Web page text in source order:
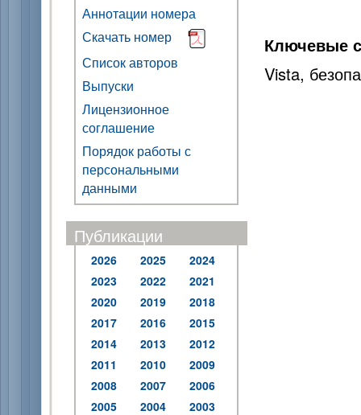
Аннотации номера
Скачать номер
Список авторов
Выпуски
Лицензионное
соглашение
Порядок работы с
персональными
данными
Публикации
2026 2025
2024
2023
2022
2021
2020
2019
2018
2017
2016
2015
2014
2013
2012
2011
2010
2009
2008
2007
2006
2005
2004
2003
Ключевые
Vista,